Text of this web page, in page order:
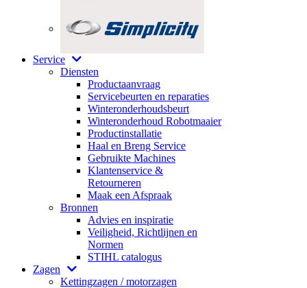
Service
Diensten
Productaanvraag
Servicebeurten en reparaties
Winteronderhoudsbeurt
Winteronderhoud Robotmaaier
Productinstallatie
Haal en Breng Service
Gebruikte Machines
Klantenservice &
Retourneren
Maak een Afspraak
Bronnen
Advies en inspiratie
Veiligheid, Richtlijnen en
Normen
STIHL catalogus
Zagen
Kettingzagen / motorzagen